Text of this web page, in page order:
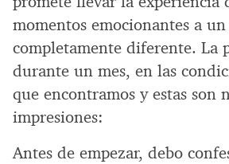
momentos emocionantes a
completamente diferente. La
durante un mes, en las
que encontramos y estas son
impresiones:
Antes de empezar, debo